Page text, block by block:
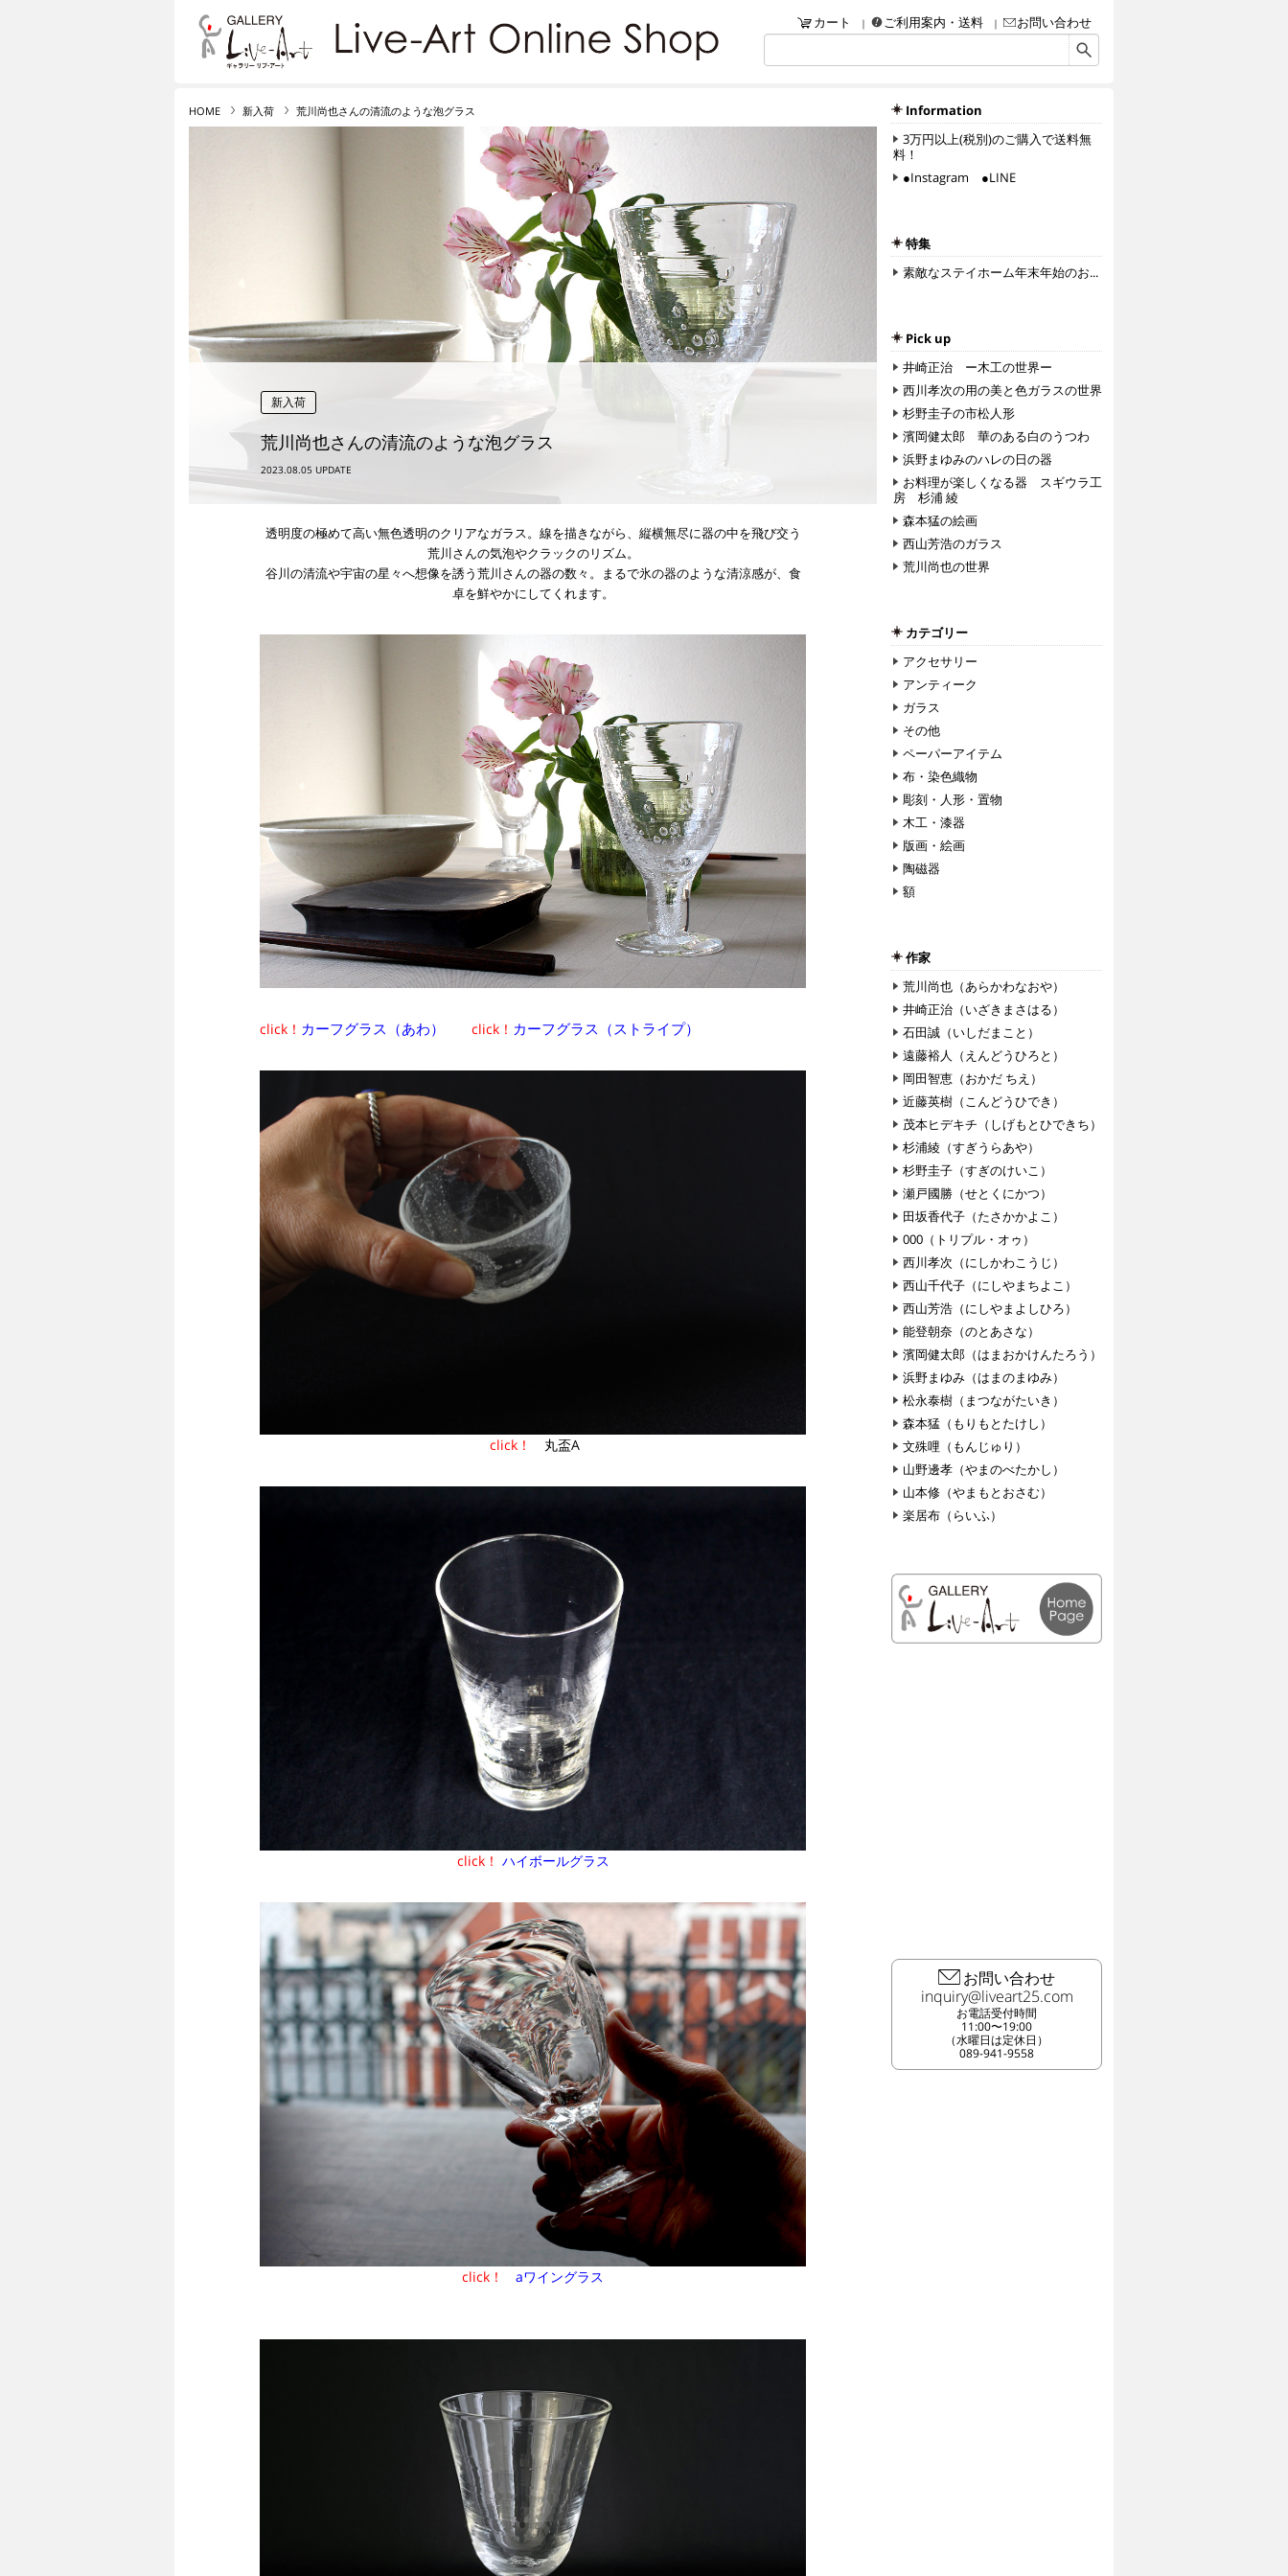
リブ・アート オンラインショップ
リブ・アートでは、絵画・版画・彫刻・工芸品（陶磁器、ガラス、彫金、人形、etc.）・額などなど、アート＆クラ
カート ご利用案内・送料 お問い合わせ
HOME 新入荷 荒川尚也さんの清流のような泡グラス
新入荷
荒川尚也さんの清流のような泡グラス
2023.08.05
透明度の極めて高い無色透明のクリアなガラス。線を描きながら、縦横無尽に器の中を飛び交う
荒川さんの気泡やクラックのリズム。
谷川の清流や宇宙の星々へ想像を誘う荒川さんの器の数々。まるで氷の器のような清涼感が、食
卓を鮮やかにしてくれます。
click！ カーフグラス（あわ） click！ カーフグラス（ストライプ）
click！ 丸盃A
click！ ハイボールグラス
click！ aワイングラス
Information
3万円以上(税別)のご購入で送料無
料！
●Instagram ●LINE
特集
素敵なステイホーム年末年始のお...
Pick up
井崎正治 ー木工の世界ー
西川孝次の用の美と色ガラスの世界
杉野圭子の市松人形
濱岡健太郎 華のある白のうつわ
浜野まゆみのハレの日の器
お料理が楽しくなる器 スギウラ工
房 杉浦 綾
森本猛の絵画
西山芳浩のガラス
荒川尚也の世界
カテゴリー
アクセサリー
アンティーク
ガラス
その他
ペーパーアイテム
布・染色織物
彫刻・人形・置物
木工・漆器
版画・絵画
陶磁器
額
作家
荒川尚也（あらかわなおや）
井崎正治（いざきまさはる）
石田誠（いしだまこと）
遠藤裕人（えんどうひろと）
岡田智恵（おかだ ちえ）
近藤英樹（こんどうひでき）
茂本ヒデキチ（しげもとひできち）
杉浦綾（すぎうらあや）
杉野圭子（すぎのけいこ）
瀬戸國勝（せとくにかつ）
田坂香代子（たさかかよこ）
000（トリプル・オゥ）
西川孝次（にしかわこうじ）
西山千代子（にしやまちよこ）
西山芳浩（にしやまよしひろ）
能登朝奈（のとあさな）
濱岡健太郎（はまおかけんたろう）
浜野まゆみ（はまのまゆみ）
松永泰樹（まつながたいき）
森本猛（もりもとたけし）
文殊哩（もんじゅり）
山野邊孝（やまのべたかし）
山本修（やまもとおさむ）
楽居布（らいふ）
お問い合わせ
お電話受付時間
11:00〜19:00
（水曜日は定休日）
089-941-9558